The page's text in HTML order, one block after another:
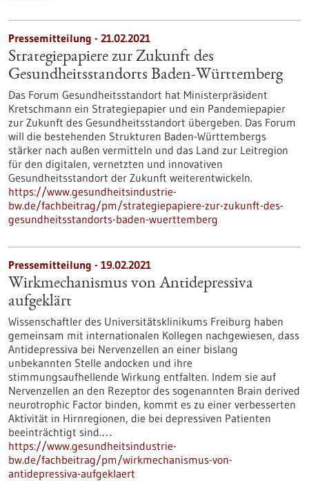
Pressemitteilung - 21.02.2021
Strategiepapiere zur Zukunft des
Gesundheitsstandorts Baden-Württemberg
Das Forum Gesundheitsstandort hat Ministerpräsident
Kretschmann ein Strategiepapier und ein Pandemiepapier
zur Zukunft des Gesundheitsstandort übergeben. Das Forum
will die bestehenden Strukturen Baden-Württembergs
stärker nach außen vermitteln und das Land zur Leitregion
für den digitalen, vernetzten und innovativen
Gesundheitsstandort der Zukunft weiterentwickeln.
https://www.gesundheitsindustrie-
bw.de/fachbeitrag/pm/strategiepapiere-zur-zukunft-des-
gesundheitsstandorts-baden-wuerttemberg
Pressemitteilung - 19.02.2021
Wirkmechanismus von Antidepressiva
aufgeklärt
Wissenschaftler des Universitätsklinikums Freiburg haben
gemeinsam mit internationalen Kollegen nachgewiesen, dass
Antidepressiva bei Nervenzellen an einer bislang
unbekannten Stelle andocken und ihre
stimmungsaufhellende Wirkung entfalten. Indem sie auf
Nervenzellen an den Rezeptor des sogenannten Brain derived
neurotrophic Factor binden, kommt es zu einer verbesserten
Aktivität in Hirnregionen, die bei depressiven Patienten
beeinträchtigt sind.…
https://www.gesundheitsindustrie-
bw.de/fachbeitrag/pm/wirkmechanismus-von-
antidepressiva-aufgeklaert